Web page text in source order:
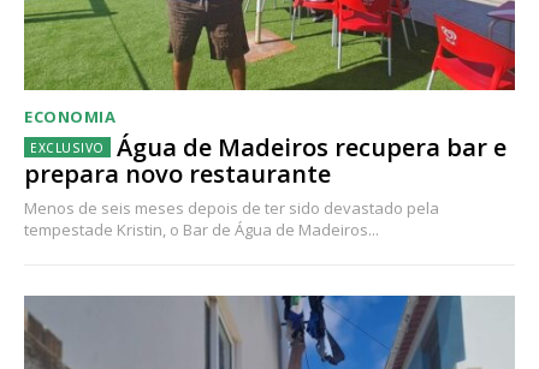
ECONOMIA
Água de Madeiros recupera bar e
prepara novo restaurante
Menos de seis meses depois de ter sido devastado pela
tempestade Kristin, o Bar de Água de Madeiros...